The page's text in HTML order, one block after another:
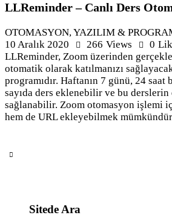
LLReminder – Canlı Ders
OTOMASYON,YAZILIM &
10 Aralık 2020
266 Views 0
LLReminder, Zoom üzerinden
otomatik olarak katılmanızı
programıdır. Haftanın 7 günü, 24 saat
sayıda ders eklenebilir ve bu
sağlanabilir. Zoom otomasyon işlemi
hem de URL ekleyebilmek
Sitede Ara